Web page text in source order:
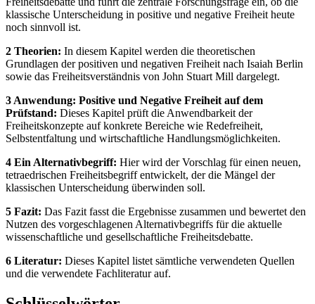
klassische Unterscheidung in positive und negative Freiheit heute
noch sinnvoll ist.
2 Theorien: In diesem Kapitel werden die theoretischen
Grundlagen der positiven und negativen Freiheit nach Isaiah Berlin
sowie das Freiheitsverständnis von John Stuart Mill dargelegt.
3 Anwendung: Positive und Negative Freiheit auf dem
Prüfstand: Dieses Kapitel prüft die Anwendbarkeit der
Freiheitskonzepte auf konkrete Bereiche wie Redefreiheit,
Selbstentfaltung und wirtschaftliche Handlungsmöglichkeiten.
4 Ein Alternativbegriff: Hier wird der Vorschlag für einen neuen,
tetraedrischen Freiheitsbegriff entwickelt, der die Mängel der
klassischen Unterscheidung überwinden soll.
5 Fazit: Das Fazit fasst die Ergebnisse zusammen und bewertet den
Nutzen des vorgeschlagenen Alternativbegriffs für die aktuelle
wissenschaftliche und gesellschaftliche Freiheitsdebatte.
6 Literatur: Dieses Kapitel listet sämtliche verwendeten Quellen
und die verwendete Fachliteratur auf.